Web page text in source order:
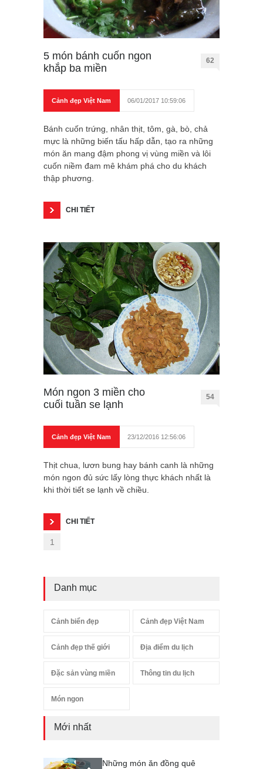
5 món bánh cuốn ngon
khắp ba miền
62
Cảnh đẹp Việt Nam 06/01/2017 10:59:06
Bánh cuốn trứng, nhân thịt, tôm, gà, bò, chả
mực là những biến tấu hấp dẫn, tạo ra những
món ăn mang đậm phong vị vùng miền và lôi
cuốn niềm đam mê khám phá cho du khách
thập phương.
CHI TIẾT
Món ngon 3 miền cho
cuối tuần se lạnh
54
Cảnh đẹp Việt Nam 23/12/2016 12:56:06
Thịt chua, lươn bung hay bánh canh là những
món ngon đủ sức lấy lòng thực khách nhất là
khi thời tiết se lạnh về chiều.
CHI TIẾT
1
Danh mục
Cảnh biển đẹp Cảnh đẹp Việt Nam
Cảnh đẹp thế giới Địa điểm du lịch
Đặc sản vùng miền Thông tin du lịch
Món ngon
Mới nhất
Những món ăn đồng quê